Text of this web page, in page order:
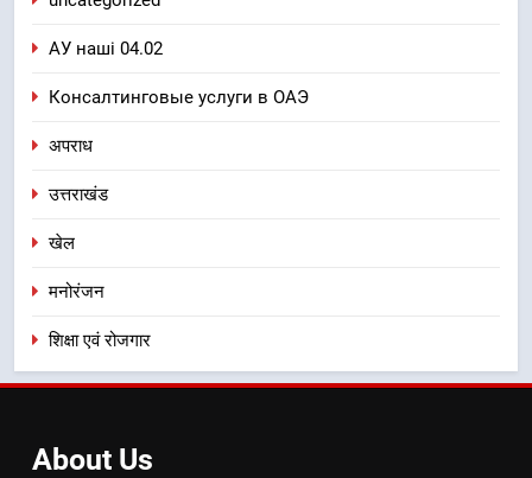
АУ наші 04.02
Консалтинговые услуги в ОАЭ
अपराध
उत्तराखंड
खेल
मनोरंजन
शिक्षा एवं रोजगार
About Us